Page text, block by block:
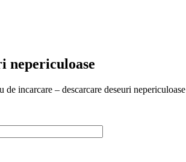
nepericuloase
de incarcare – descarcare deseuri nepericuloase